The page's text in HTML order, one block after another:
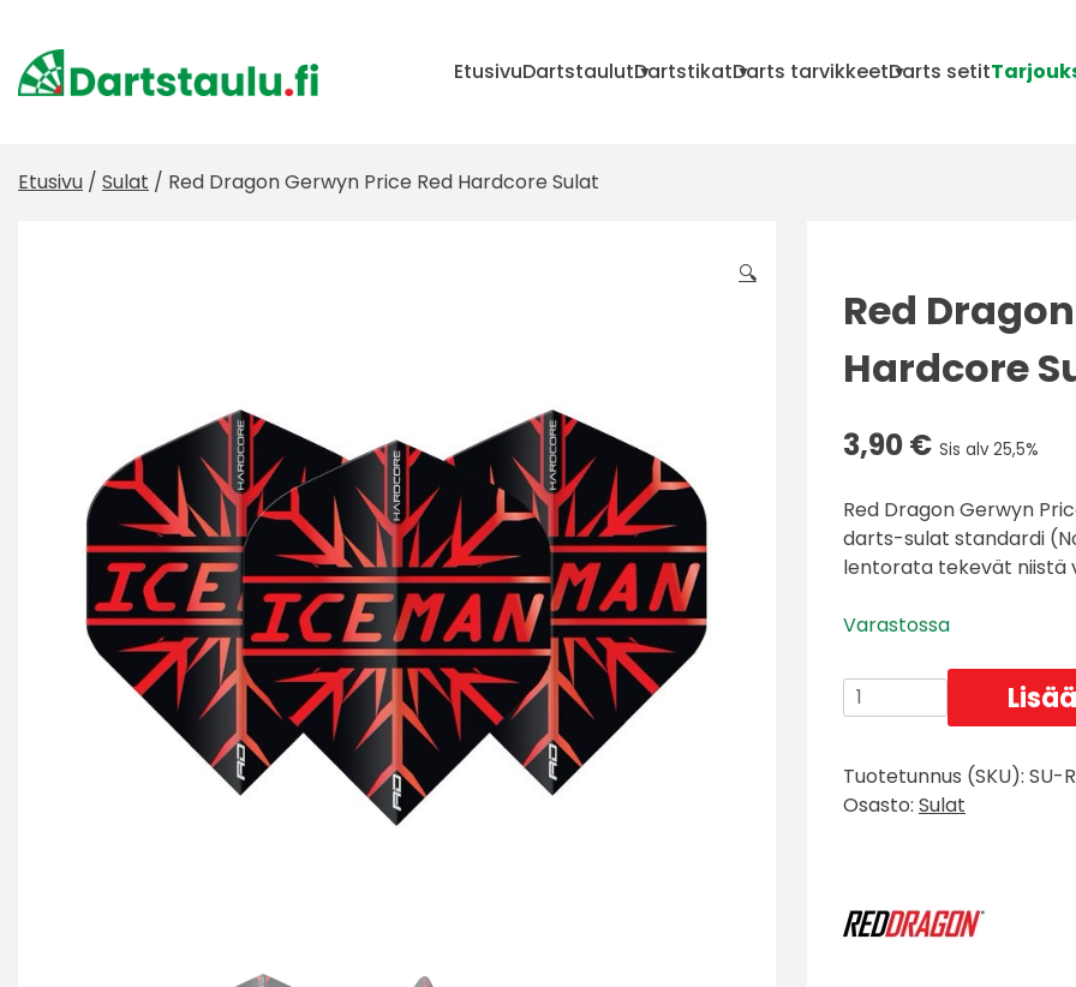
content
EtusivuDartstaulutDartstikatDarts tarvikkeetDarts setit
Etusivu / Sulat / Red Dragon Gerwyn Price Red Hardcore Sulat
🔍
Red
Hardcore
3,90€ Sis alv 25,5%
Red Dragon Gerwyn
darts-sulat standardi
lentorata tekevät niistä
Varastossa
Red
Dragon
Price
Red
Tuotetunnus (SKU): SU-
Osasto: Sulat